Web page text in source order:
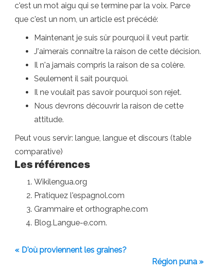
c'est un mot aigu qui se termine par la voix. Parce
que c'est un nom, un article est précédé:
Maintenant je suis sûr pourquoi il veut partir.
J'aimerais connaître la raison de cette décision.
Il n'a jamais compris la raison de sa colère.
Seulement il sait pourquoi.
Il ne voulait pas savoir pourquoi son rejet.
Nous devrons découvrir la raison de cette
attitude.
Peut vous servir: langue, langue et discours (table
comparative)
Les références
Wikilengua.org
Pratiquez l'espagnol.com
Grammaire et orthographe.com
Blog.Langue-e.com.
« D'où proviennent les graines?
Région puna »